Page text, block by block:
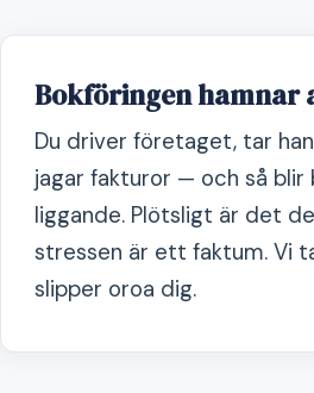
Bokföringen hamnar
Du driver företaget, tar
jagar fakturor — och så blir
liggande. Plötsligt är det
stressen är ett faktum. Vi
slipper oroa dig.